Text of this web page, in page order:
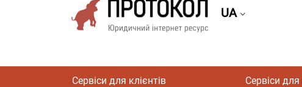
UA
Сервіси для клієнтів Сервіси